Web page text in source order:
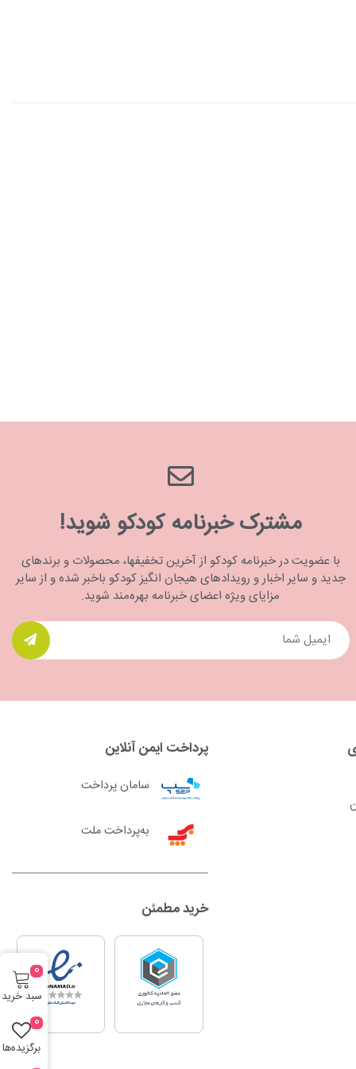
مشترک خبرنامه کودکو شوید!
با عضویت در خبرنامه کودکو از آخرین تخفیفها، محصولات و برندهای
جدید و سایر اخبار و رویدادهای هیجان انگیز کودکو باخبر شده و از سایر
مزایای ویژه اعضای خبرنامه بهره‌مند شوید.
پرداخت ایمن آنلاین
سامان پرداخت
به‌پرداخت ملت
خرید مطمئن
سبد خرید
0
برگزیده‌ها
0